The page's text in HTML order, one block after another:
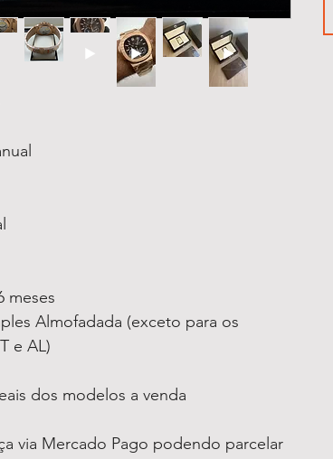
meses
Almofadada (exceto para os
e AL)
dos modelos a venda
via Mercado Pago podendo parcelar